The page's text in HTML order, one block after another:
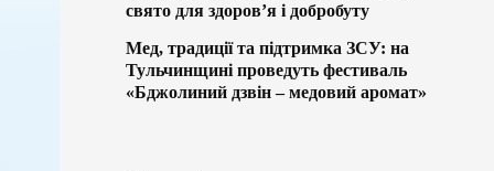
свято для здоров’я і добробуту
Мед, традиції та підтримка ЗСУ: на
Тульчинщині проведуть фестиваль
«Бджолиний дзвін – медовий аромат»